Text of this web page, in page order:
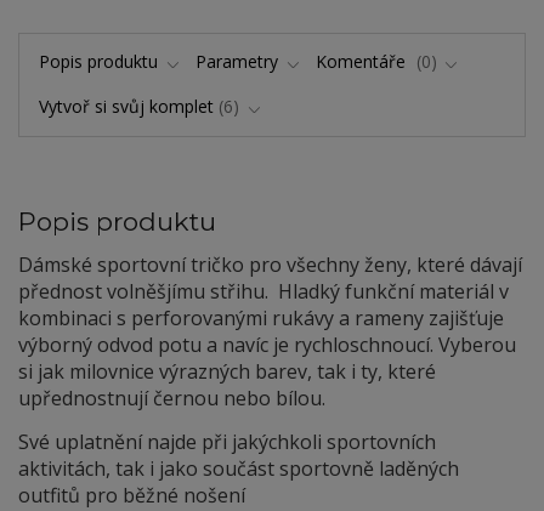
Popis produktu Parametry Komentáře
0
Vytvoř si svůj komplet 6
Popis produktu
Dámské sportovní tričko pro všechny ženy, které dávají
přednost volněšjímu střihu. Hladký funkční materiál v
kombinaci s perforovanými rukávy a rameny zajišťuje
výborný odvod potu a navíc je rychloschnoucí. Vyberou
si jak milovnice výrazných barev, tak i ty, které
upřednostnují černou nebo bílou.
Své uplatnění najde při jakýchkoli sportovních
aktivitách, tak i jako součást sportovně laděných
outfitů pro běžné nošení